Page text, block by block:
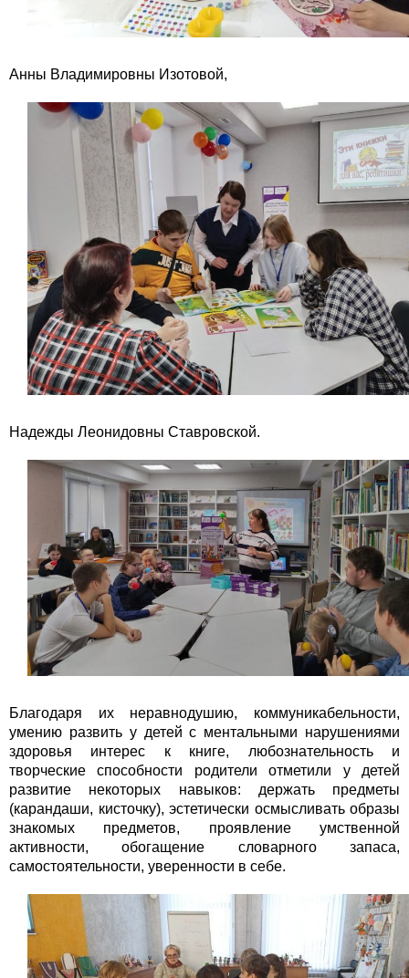
Анны Владимировны Изотовой,
Надежды Леонидовны Ставровской.
Благодаря их неравнодушию, коммуникабельности,
умению развить у детей с ментальными нарушениями
здоровья интерес к книге, любознательность и
творческие способности родители отметили у детей
развитие некоторых навыков: держать предметы
(карандаши, кисточку), эстетически осмысливать образы
знакомых предметов, проявление умственной
активности, обогащение словарного запаса,
самостоятельности, уверенности в себе.